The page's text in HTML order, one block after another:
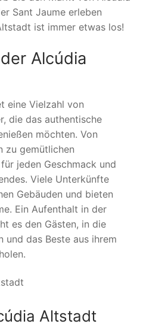
Sant Jaume erleben
ist immer etwas los!
Alcúdia
eine Vielzahl von
die das authentische
möchten. Von
zu gemütlichen
jeden Geschmack und
Viele Unterkünfte
Gebäuden und bieten
Ein Aufenthalt in der
es den Gästen, in die
und das Beste aus ihrem
Altstadt